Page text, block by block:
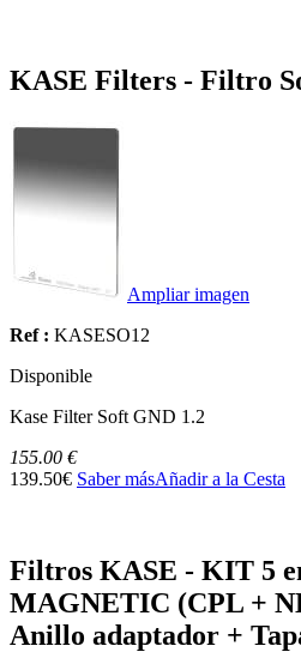
KASE Filters - Filtro
Ampliar imagen
Ref : KASESO12
Disponible
Kase Filter Soft GND 1.2
155.00 €
139.50€ Saber másAñadir a la Cesta
Filtros KASE - KIT 5
MAGNETIC (CPL +
Anillo adaptador +